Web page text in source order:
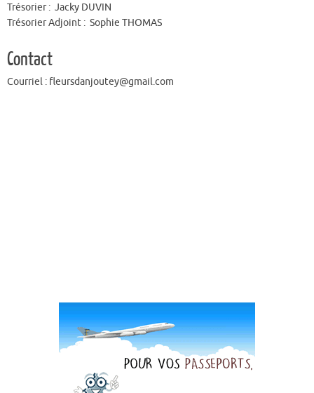
Trésorier : Jacky DUVIN
Trésorier Adjoint : Sophie THOMAS
Contact
Courriel : fleursdanjoutey@gmail.com